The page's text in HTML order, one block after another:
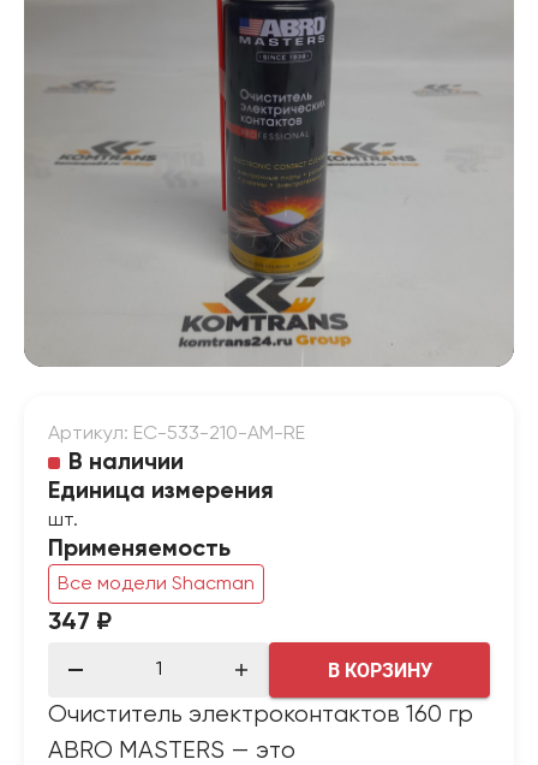
Артикул: EC-533-210-AM-RE
В наличии
Единица измерения
шт.
Применяемость
Все модели Shacman
347 ₽
В КОРЗИНУ
Очиститель электроконтактов 160 гр
ABRO MASTERS — это